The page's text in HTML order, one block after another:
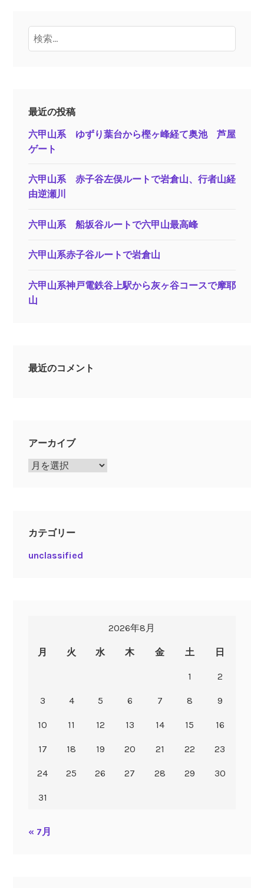
検
索:
最近の投稿
六甲山系 ゆずり葉台から樫ヶ峰経て奥池 芦屋
ゲート
六甲山系 赤子谷左俣ルートで岩倉山、行者山経
由逆瀬川
六甲山系 船坂谷ルートで六甲山最高峰
六甲山系赤子谷ルートで岩倉山
六甲山系神戸電鉄谷上駅から灰ヶ谷コースで摩耶
山
最近のコメント
アーカイブ
ア
カテゴリー
unclassified
2026年8月
月 火 水 木 金 土 日
1 2
3 4 5 6 7 8 9
10 11 12 13 14 15 16
17 18 19 20 21 22 23
24 25 26 27 28 29 30
31
« 7月